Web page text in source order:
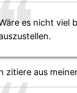
es nicht viel
zitiere aus